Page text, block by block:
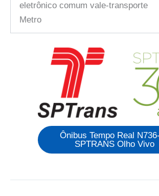
eletrônico comum vale-transporte
Metro
Ônibus Tempo Real
SPTRANS Olho Vivo